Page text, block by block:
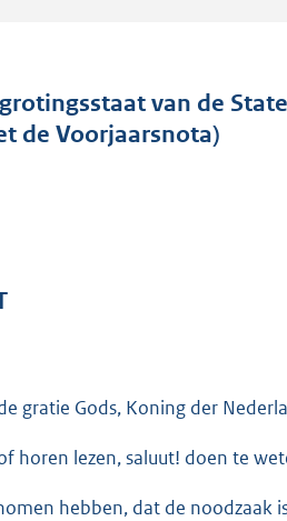
a
n
e
5
8
van de
de Voorjaarsnota)
gratie Gods, Koning der
horen lezen, saluut! doen te
hebben, dat de noodzaak